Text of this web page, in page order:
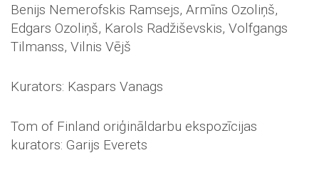
Benijs Nemerofskis Ramsejs, Armīns Ozoliņš,
Edgars Ozoliņš, Karols Radžiševskis, Volfgangs
Tilmanss, Vilnis Vējš
Kurators: Kaspars Vanags
Tom of Finland oriģināldarbu ekspozīcijas
kurators: Garijs Everets